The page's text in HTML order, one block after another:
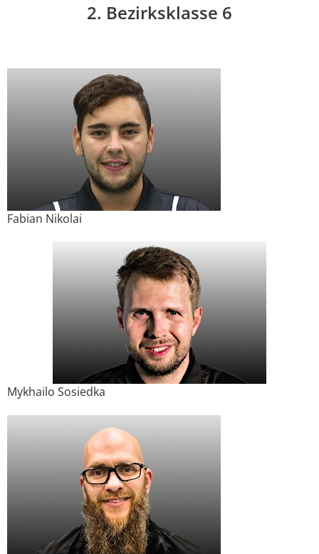
2. Bezirksklasse 6
Fabian Nikolai
Mykhailo Sosiedka